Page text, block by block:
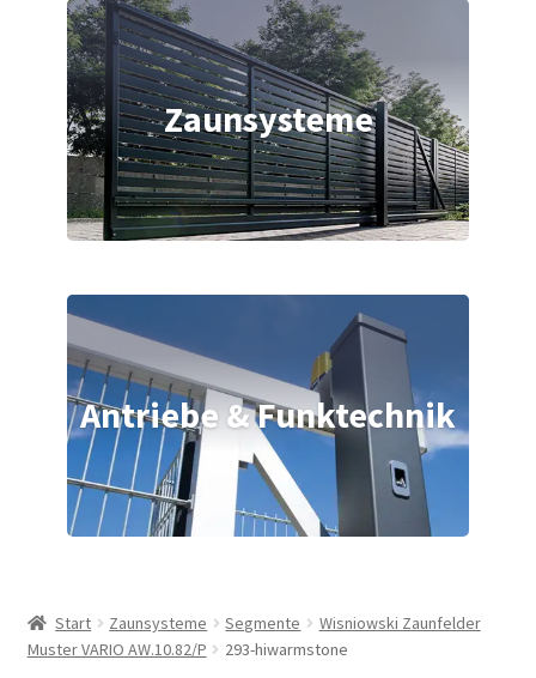
Zaunsysteme
Antriebe & Funktechnik
Start Zaunsysteme Segmente
Wisniowski Zaunfelder
Muster VARIO AW.10.82/P
293-hiwarmstone